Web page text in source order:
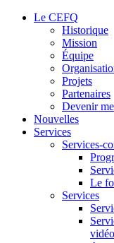
Le CEFQ
Historique
Mission
Équipe
Projets
Partenaires
Devenir
Nouvelles
Services
Services-
Le
Services